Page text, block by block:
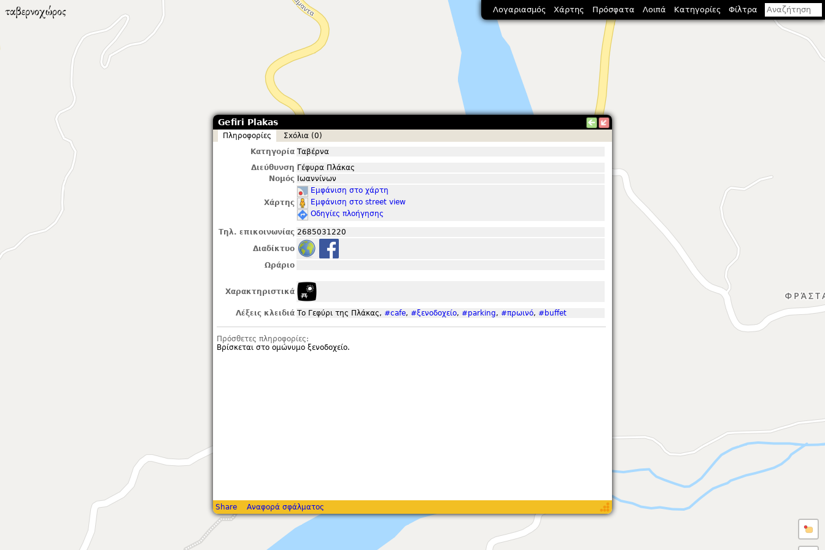
Gefiri Plakas
Πληροφορίες
Σxόλια (0)
Κατηγορία Ταβέρνα
Διεύθυνση Γέφυρα Πλάκας
Νομός Ιωαννίνων
Χάρτης
Εμφάνιση στο χάρτη
Εμφάνιση στο street view
Οδηγίες πλοήγησης
Τηλ. επικοινωνίας 2685031220
Διαδίκτυο
Ωράριο
Χαρακτηριστικά
Λέξεις κλειδιά Το Γεφύρι της Πλάκας, #cafe, #ξενοδοχείο, #parking, #πρωινό, #buffet
Πρόσθετες πληροφορίες:
Βρίσκεται στο ομώνυμο ξενοδοχείο.
Share Αναφορά σφάλματος
Λογαριασμός Χάρτης Πρόσφατα Λοιπά Κατηγορίες Φίλτρα